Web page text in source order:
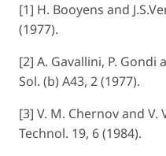
[1] H. Booyens and
(1977).
[2] A. Gavallini, P. Gondi
Sol. (b) A43, 2 (1977).
[3] V. M. Chernov and V.
Technol. 19, 6 (1984).